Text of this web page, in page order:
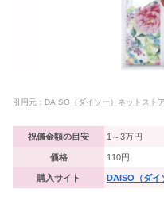
引用元： DAISO（ダイソー）ネットスト
祝儀金額の目安 1～3万円
価格 110円
購入サイト DAISO（ダイ